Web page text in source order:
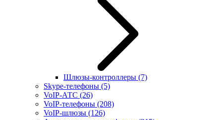
Шлюзы-контроллеры (7)
Skype-телефоны (5)
VoIP-АТС (26)
VoIP-телефоны (208)
VoIP-шлюзы (126)